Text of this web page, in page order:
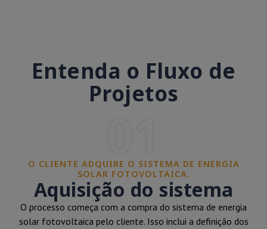
Entenda o Fluxo de
Projetos
O CLIENTE ADQUIRE O SISTEMA DE ENERGIA
SOLAR FOTOVOLTAICA.
Aquisição do sistema
O processo começa com a compra do sistema de energia
solar fotovoltaica pelo cliente. Isso inclui a definição dos